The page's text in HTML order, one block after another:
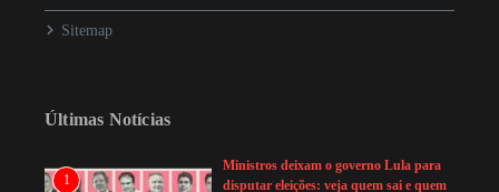
Sitemap
Últimas Notícias
1
Ministros deixam o governo Lula para
disputar eleições: veja quem sai e quem